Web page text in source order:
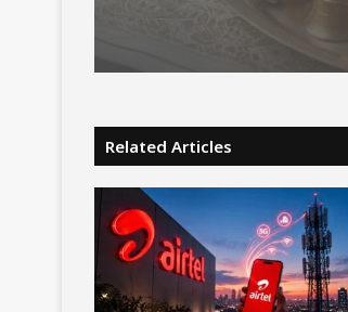
Related Articles